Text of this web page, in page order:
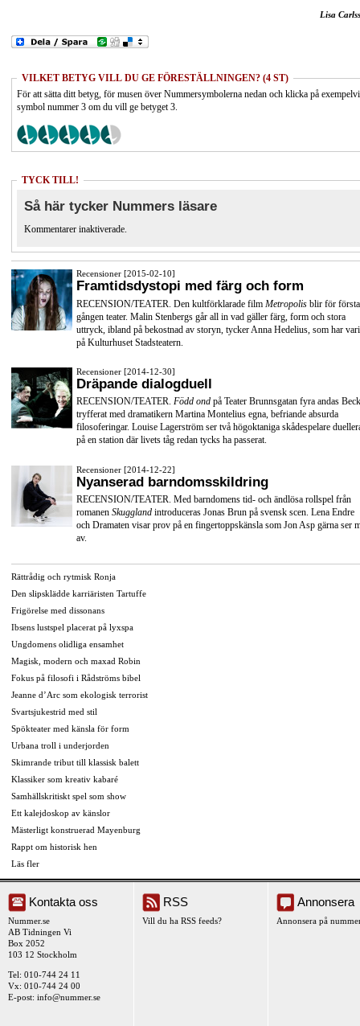
Lisa
VILKET BETYG VILL DU GE FÖRESTÄLLNINGEN? (4 ST)
För att sätta ditt betyg, för musen över Nummersymbolerna nedan och klicka på
symbol nummer 3 om du vill ge betyget 3.
TYCK TILL!
Så här tycker Nummers läsare
Kommentarer inaktiverade.
Recensioner [2015-02-10]
Framtidsdystopi med färg och form
RECENSION/TEATER. Den kultförklarade film Metropolis blir för första
gången teater. Malin Stenbergs går all in vad gäller färg, form och stora
uttryck, ibland på bekostnad av storyn, tycker Anna Hedelius, som har
på Kulturhuset Stadsteatern.
Recensioner [2014-12-30]
Dräpande dialogduell
RECENSION/TEATER. Född ond på Teater Brunnsgatan fyra andas
tryfferat med dramatikern Martina Montelius egna, befriande absurda
filosoferingar. Louise Lagerström ser två högoktaniga skådespelare
på en station där livets tåg redan tycks ha passerat.
Recensioner [2014-12-22]
Nyanserad barndomsskildring
RECENSION/TEATER. Med barndomens tid- och ändlösa rollspel från
romanen Skuggland introduceras Jonas Brun på svensk scen. Lena Endre
och Dramaten visar prov på en fingertoppskänsla som Jon Asp gärna ser
av.
Rättrådig och rytmisk Ronja
Den slipsklädde karriäristen Tartuffe
Frigörelse med dissonans
Ibsens lustspel placerat på lyxspa
Ungdomens olidliga ensamhet
Magisk, modern och maxad Robin
Fokus på filosofi i Rådströms bibel
Jeanne d’Arc som ekologisk terrorist
Svartsjukestrid med stil
Spökteater med känsla för form
Urbana troll i underjorden
Skimrande tribut till klassisk balett
Klassiker som kreativ kabaré
Samhällskritiskt spel som show
Ett kalejdoskop av känslor
Mästerligt konstruerad Mayenburg
Rappt om historisk hen
Läs fler
Kontakta oss
Nummer.se
AB Tidningen Vi
Box 2052
103 12 Stockholm
Tel: 010-744 24 11
Vx: 010-744 24 00
E-post: info@nummer.se
RSS
Vill du ha RSS feeds?
Annonsera
Annonsera på